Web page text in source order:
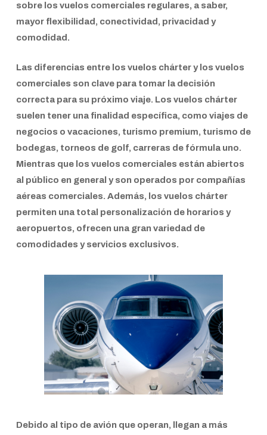
sobre los vuelos comerciales regulares, a saber,
mayor flexibilidad, conectividad, privacidad y
comodidad.
Las diferencias entre los vuelos chárter y los vuelos
comerciales son clave para tomar la decisión
correcta para su próximo viaje. Los vuelos chárter
suelen tener una finalidad específica, como viajes de
negocios o vacaciones, turismo premium, turismo de
bodegas, torneos de golf, carreras de fórmula uno.
Mientras que los vuelos comerciales están abiertos
al público en general y son operados por compañías
aéreas comerciales. Además, los vuelos chárter
permiten una total personalización de horarios y
aeropuertos, ofrecen una gran variedad de
comodidades y servicios exclusivos.
Debido al tipo de avión que operan, llegan a más